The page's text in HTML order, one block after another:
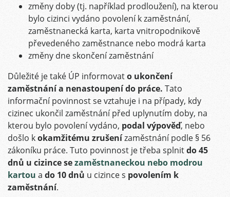
změny doby (tj. například prodloužení), na kterou
bylo cizinci vydáno povolení k zaměstnání,
zaměstnanecká karta, karta vnitropodnikově
převedeného zaměstnance nebo modrá karta
změny dne skončení zaměstnání
Důležité je také ÚP informovato ukončení
zaměstnání a nenastoupení do práce. Tato
informační povinnost se vztahuje i na případy, kdy
cizinec ukončil zaměstnání před uplynutím doby, na
kterou bylo povolení vydáno, podal výpověď, nebo
došlo kokamžitému zrušenízaměstnání podle § 56
zákoníku práce. Tuto povinnost je třeba splnitdo 45
dnů u cizince sezaměstnaneckou nebo modrou
kartou a do 10 dnů u cizince s povolením k
zaměstnání.